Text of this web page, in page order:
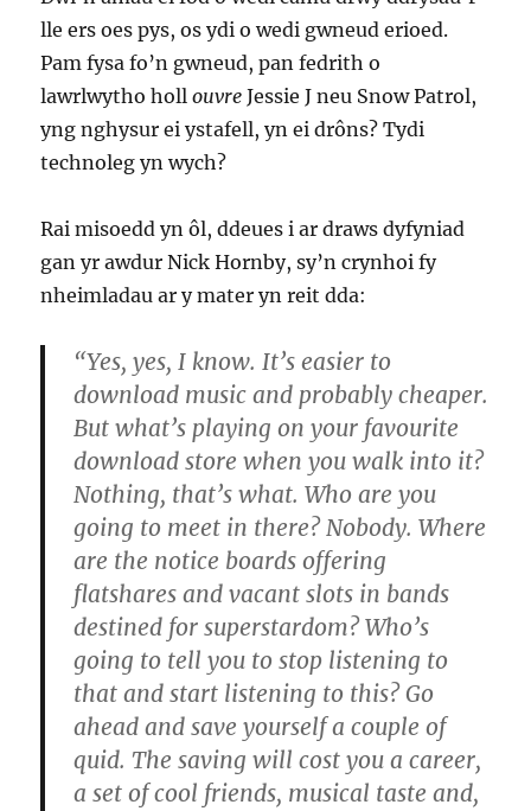
lle ers oes pys, os ydi o wedi gwneud erioed.
Pam fysa fo’n gwneud, pan fedrith o
lawrlwytho hollouvre Jessie J neu Snow Patrol,
yng nghysur ei ystafell, yn ei drôns? Tydi
technoleg yn wych?
Rai misoedd yn ôl, ddeues i ar draws dyfyniad
gan yr awdur Nick Hornby, sy’n crynhoi fy
nheimladau ar y mater yn reit dda:
“Yes, yes, I know. It’s easier to
download music and probably cheaper.
But what’s playing on your favourite
download store when you walk into it?
Nothing, that’s what. Who are you
going to meet in there? Nobody. Where
are the notice boards offering
flatshares and vacant slots in bands
destined for superstardom? Who’s
going to tell you to stop listening to
that and start listening to this? Go
ahead and save yourself a couple of
quid. The saving will cost you a career,
a set of cool friends, musical taste and,